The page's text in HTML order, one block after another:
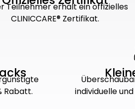
Teilnehmer erhält ein offizielles
CLINICCARE® Zertifikat.
Rabatt.
individuelle